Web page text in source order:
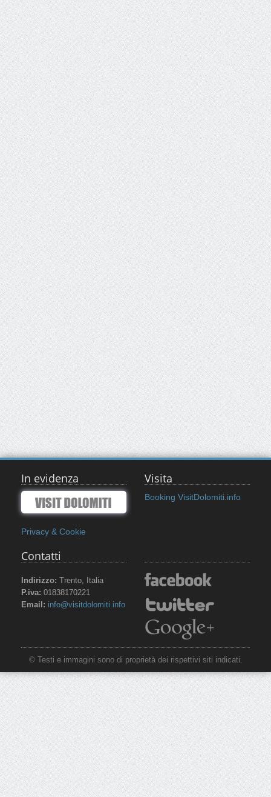
In evidenza
Privacy & Cookie
Visita
Booking VisitDolomiti.info
Contatti
Indirizzo: Trento, Italia
P.iva: 01838170221
Email: info@visitdolomiti.info
© Testi e immagini sono di proprietà dei rispettivi siti indicati.